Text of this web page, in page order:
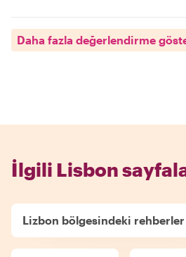
Daha fazla değerlendirme
İlgili Lisbon
Lizbon bölgesindeki rehberler